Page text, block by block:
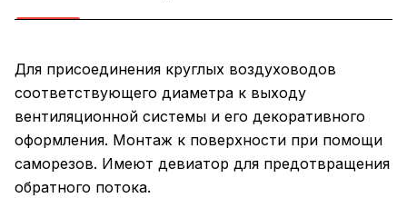
Для присоединения круглых воздуховодов
соответствующего диаметра к выходу
вентиляционной системы и его декоративного
оформления. Монтаж к поверхности при помощи
саморезов. Имеют девиатор для предотвращения
обратного потока.